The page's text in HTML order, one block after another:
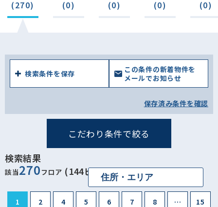
(270) (0) (0) (0) (0)
検索条件を保存
この条件の新着物件を
メールでお知らせ
保存済み条件を確認
こだわり条件で絞る
検索結果
該当270 フロア (144ビル)
1 2 4 5 6 7 8 … 15